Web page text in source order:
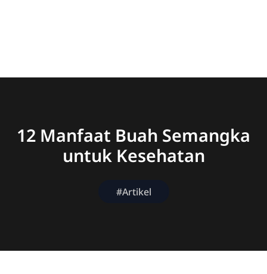
12 Manfaat Buah Semangka
untuk Kesehatan
#Artikel